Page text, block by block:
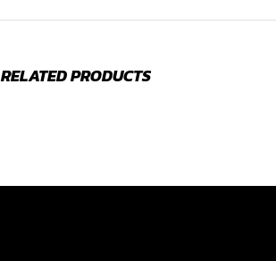
RELATED PRODUCTS